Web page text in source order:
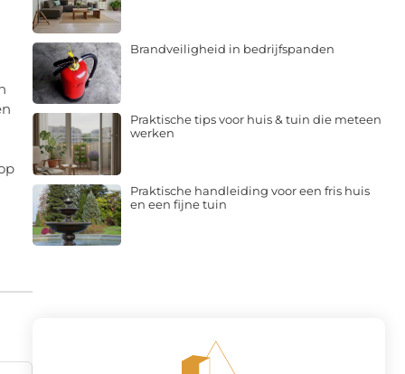
Brandveiligheid in bedrijfspanden
Praktische tips voor huis & tuin die meteen
werken
Praktische handleiding voor een fris huis
en een fijne tuin